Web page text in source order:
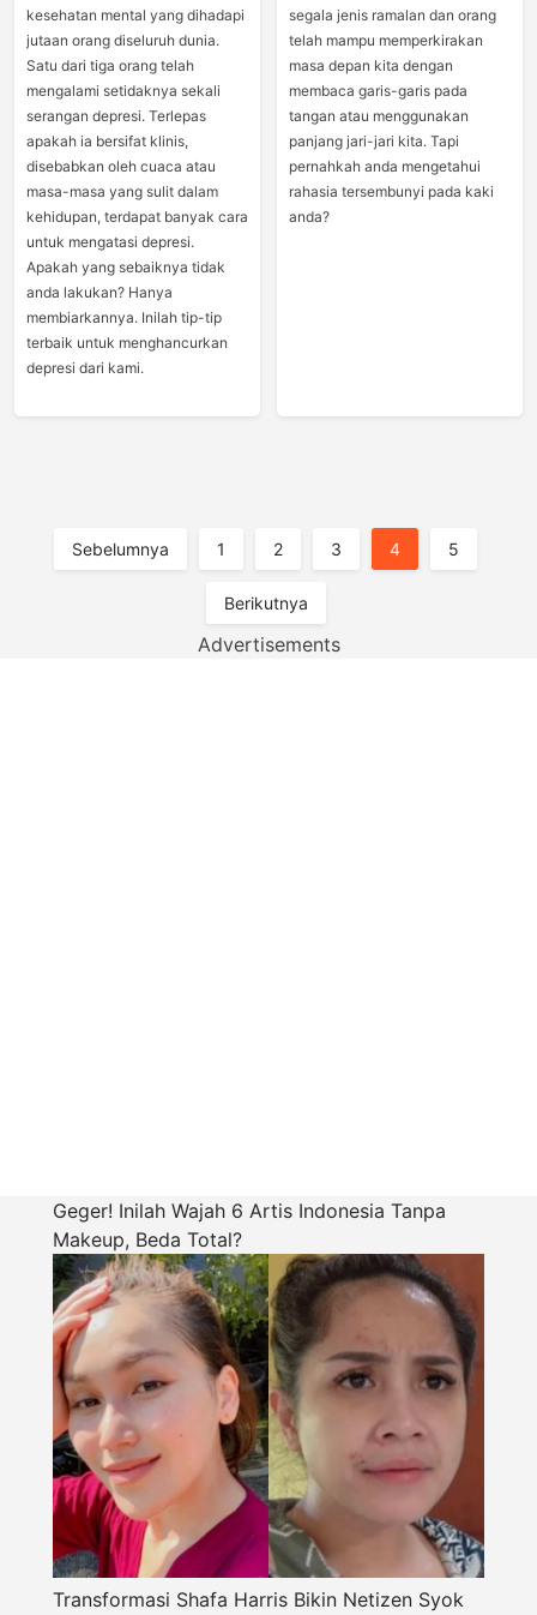
kesehatan mental yang dihadapi
jutaan orang diseluruh dunia.
Satu dari tiga orang telah
mengalami setidaknya sekali
serangan depresi. Terlepas
apakah ia bersifat klinis,
disebabkan oleh cuaca atau
masa-masa yang sulit dalam
kehidupan, terdapat banyak cara
untuk mengatasi depresi.
Apakah yang sebaiknya tidak
anda lakukan? Hanya
membiarkannya. Inilah tip-tip
terbaik untuk menghancurkan
depresi dari kami.
segala jenis ramalan dan orang
telah mampu memperkirakan
masa depan kita dengan
membaca garis-garis pada
tangan atau menggunakan
panjang jari-jari kita. Tapi
pernahkah anda mengetahui
rahasia tersembunyi pada kaki
anda?
Paginasi
Sebelumnya 1 2 3 4 5
Berikutnya
Advertisements
Geger! Inilah Wajah 6 Artis Indonesia Tanpa
Makeup, Beda Total?
Transformasi Shafa Harris Bikin Netizen Syok